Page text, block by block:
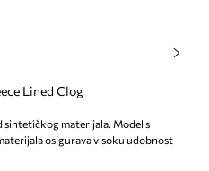
Lined Clog
sintetičkog materijala. Model s
osigurava visoku udobnost